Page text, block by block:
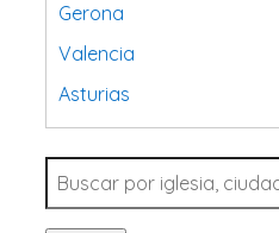
Gerona
Valencia
Asturias
Tarragona
Navarra
Valladolid